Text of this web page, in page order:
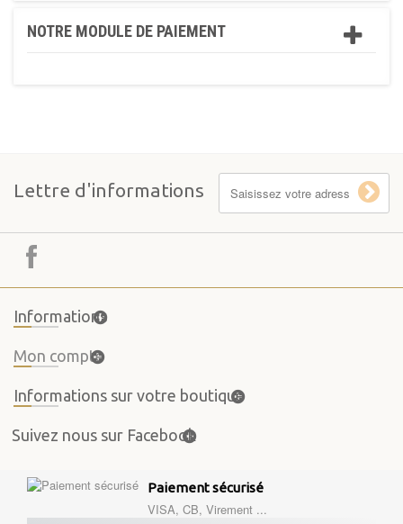
NOTRE MODULE DE PAIEMENT
Lettre d'informations
Informations
Mon compte
Informations sur votre boutique
Suivez nous sur Facebook
Paiement sécurisé
VISA, CB, Virement ...